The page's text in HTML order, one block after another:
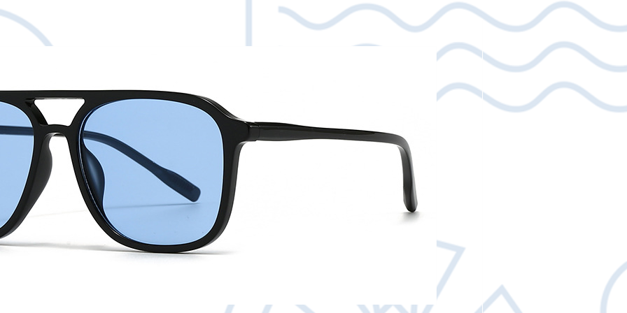
λάθος της εταιρείας δεσμευόμαστε να αναλάβουμε το
κόστος επιστροφής του προϊόντος. Επικοινωνήστε